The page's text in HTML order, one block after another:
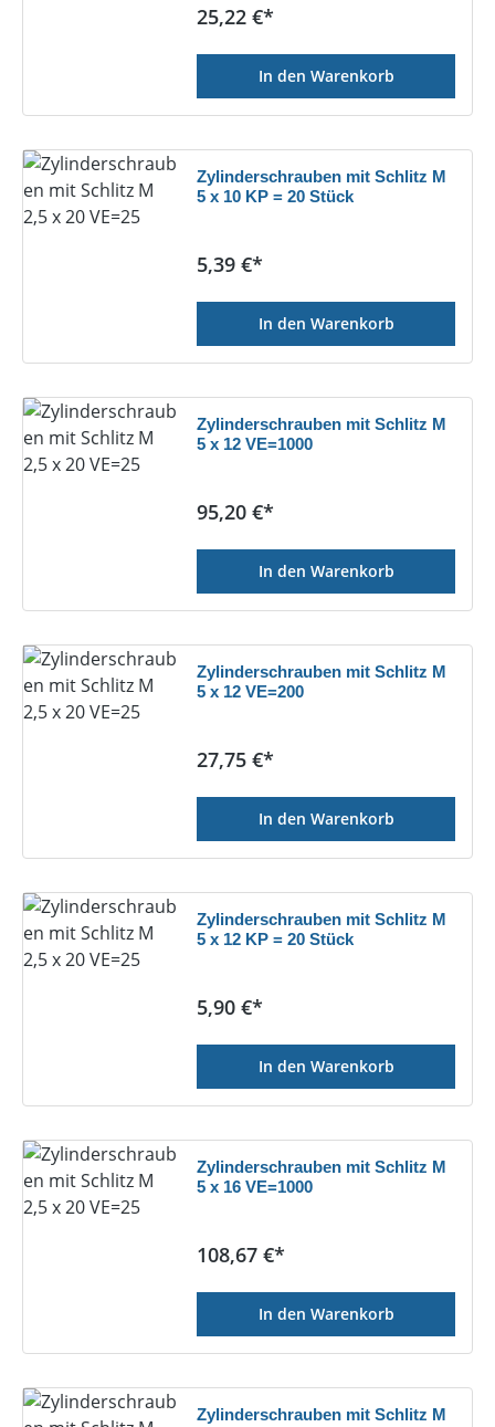
Regulärer Preis:
25,22 €*
In den Warenkorb
Zylinderschrauben mit Schlitz M
5 x 10 KP = 20 Stück
Regulärer Preis:
5,39 €*
In den Warenkorb
Zylinderschrauben mit Schlitz M
5 x 12 VE=1000
Regulärer Preis:
95,20 €*
In den Warenkorb
Zylinderschrauben mit Schlitz M
5 x 12 VE=200
Regulärer Preis:
27,75 €*
In den Warenkorb
Zylinderschrauben mit Schlitz M
5 x 12 KP = 20 Stück
Regulärer Preis:
5,90 €*
In den Warenkorb
Zylinderschrauben mit Schlitz M
5 x 16 VE=1000
Regulärer Preis:
108,67 €*
In den Warenkorb
Zylinderschrauben mit Schlitz M